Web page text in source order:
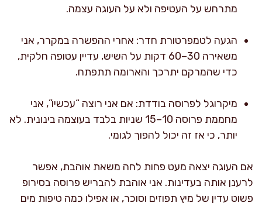
מתרחש על העטיפה ולא על העוגה עצמה.
הגעה לטמפרטורת חדר: אחרי ההפשרה במקרר, אני
משאירה 30–60 דקות על השיש, עדיין עטופה חלקית,
כדי שהמרקם יתרכך והארומה תתפתח.
מיקרוגל לפרוסה בודדת: אם אני רוצה “עכשיו”, אני
מחממת פרוסה 10–15 שניות בלבד בעוצמה בינונית. לא
יותר, כי אז זה יכול להפוך לגומי.
אם העוגה יצאה מעט פחות לחה משאת אוהבת, אפשר
לרענן אותה בעדינות. אני אוהבת להבריש פרוסה בסירופ
פשוט עדין של מיץ תפוזים וסוכר, או אפילו כמה טיפות מים